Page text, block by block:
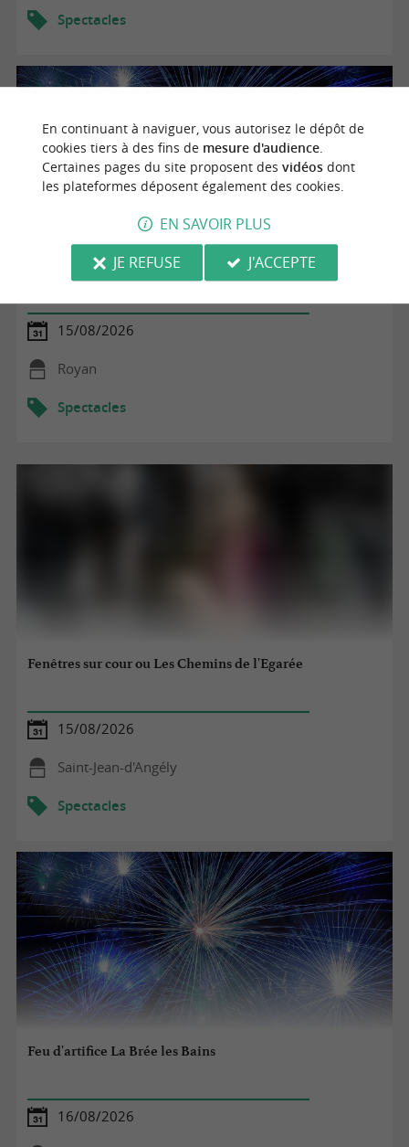
Spectacles
Show pyro-mélodique
15/08/2026
Royan
Spectacles
Fenêtres sur cour ou Les Chemins de l'Egarée
15/08/2026
Saint-Jean-d'Angély
Spectacles
Feu d'artifice La Brée les Bains
16/08/2026
En continuant à naviguer, vous autorisez le dépôt de
cookies tiers à des fins de mesure d'audience.
Certaines pages du site proposent des vidéosdont
les plateformes déposent également des cookies.
EN SAVOIR PLUS
JE REFUSE
J'ACCEPTE